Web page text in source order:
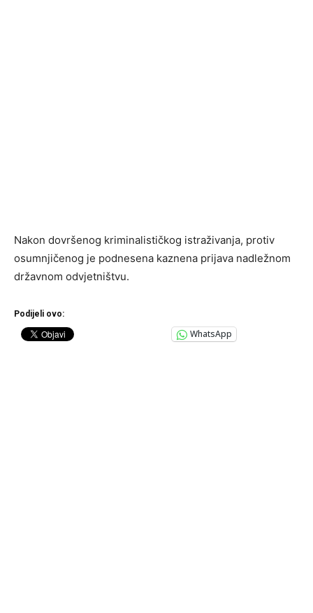
Nakon dovršenog kriminalističkog istraživanja, protiv
osumnjičenog je podnesena kaznena prijava nadležnom
državnom odvjetništvu.
Podijeli ovo:
WhatsApp